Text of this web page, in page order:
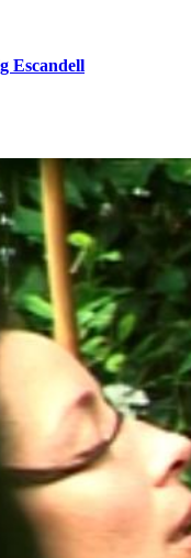
Escandell